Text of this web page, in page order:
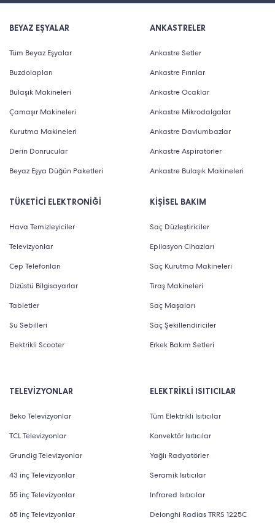
BEYAZ EŞYALAR
Tüm Beyaz Eşyalar
Buzdolapları
Bulaşık Makineleri
Çamaşır Makineleri
Kurutma Makineleri
Derin Donrucular
Beyaz Eşya Düğün Paketleri
TÜKETİCİ ELEKTRONİĞİ
Hava Temizleyiciler
Televizyonlar
Cep Telefonları
Dizüstü Bilgisayarlar
Tabletler
Su Sebilleri
Elektrikli Scooter
ANKASTRELER
Ankastre Setler
Ankastre Fırınlar
Ankastre Ocaklar
Ankastre Mikrodalgalar
Ankastre Davlumbazlar
Ankastre Aspiratörler
Ankastre Bulaşık Makineleri
KİŞİSEL BAKIM
Saç Düzleştiriciler
Epilasyon Cihazları
Saç Kurutma Makineleri
Tıraş Makineleri
Saç Maşaları
Saç Şekillendiriciler
Erkek Bakım Setleri
TELEVİZYONLAR
Beko Televizyonlar
TCL Televizyonlar
Grundig Televizyonlar
43 inç Televizyonlar
55 inç Televizyonlar
65 inç Televizyonlar
ELEKTRİKLİ ISITICILAR
Tüm Elektrikli Isıtıcılar
Konvektör Isıtıcılar
Yağlı Radyatörler
Seramik Isıtıcılar
Infrared Isıtıcılar
Delonghi Radias TRRS 1225C